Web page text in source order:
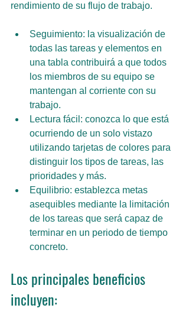
rendimiento de su flujo de trabajo.
Seguimiento: la visualización de
todas las tareas y elementos en
una tabla contribuirá a que todos
los miembros de su equipo se
mantengan al corriente con su
trabajo.
Lectura fácil: conozca lo que está
ocurriendo de un solo vistazo
utilizando tarjetas de colores para
distinguir los tipos de tareas, las
prioridades y más.
Equilibrio: establezca metas
asequibles mediante la limitación
de los tareas que será capaz de
terminar en un periodo de tiempo
concreto.
Los principales beneficios
incluyen: